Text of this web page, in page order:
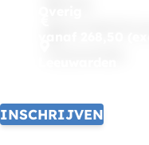
INSCHRIJVEN